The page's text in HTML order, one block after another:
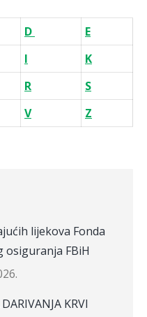
D
E
I
K
R
S
V Z
lijekova Fonda
osiguranja FBiH
KRVI